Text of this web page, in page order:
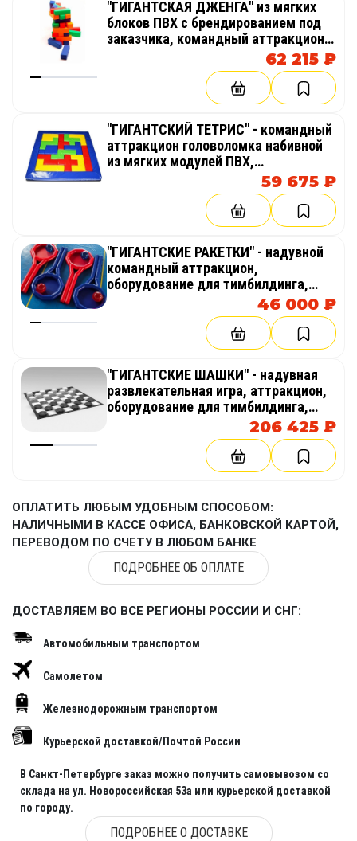
"ГИГАНТСКАЯ ДЖЕНГА" из мягких
блоков ПВХ с брендированием под
заказчика, командный аттракцион,
оборудование для тимбилдинга,
праздника, корпоратива,
соревнований, веселых стартов,
62 215 ₽
"ГИГАНТСКИЙ ТЕТРИС" - командный
аттракцион головоломка набивной
из мягких модулей ПВХ,
оборудование для тимбилдинга,
праздника, корпоратива,
соревнований, веселых стартов,
59 675 ₽
"ГИГАНТСКИЕ РАКЕТКИ" - надувной
командный аттракцион,
оборудование для тимбилдинга,
праздника, корпоратива,
соревнований, веселых стартов,
46 000 ₽
"ГИГАНТСКИЕ ШАШКИ" - надувная
развлекательная игра, аттракцион,
оборудование для тимбилдинга,
праздника, корпоратива,
соревнований, веселых стартов,
206 425 ₽
ОПЛАТИТЬ ЛЮБЫМ УДОБНЫМ СПОСОБОМ:
НАЛИЧНЫМИ В КАССЕ ОФИСА, БАНКОВСКОЙ КАРТОЙ,
ПЕРЕВОДОМ ПО СЧЕТУ В ЛЮБОМ БАНКЕ
ПОДРОБНЕЕ ОБ ОПЛАТЕ
ДОСТАВЛЯЕМ ВО ВСЕ РЕГИОНЫ РОССИИ И СНГ:
Автомобильным транспортом
Самолетом
Железнодорожным транспортом
Курьерской доставкой/Почтой России
В Санкт-Петербурге заказ можно получить самовывозом со
склада на ул. Новороссийская 53а или курьерской доставкой
по городу.
ПОДРОБНЕЕ О ДОСТАВКЕ